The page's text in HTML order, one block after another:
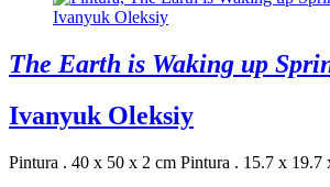
The Earth is Waking up
Ivanyuk Oleksiy
Pintura . 40 x 50 x 2 cm Pintura . 15.7 x 19.7